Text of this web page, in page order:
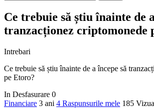
Ce trebuie să știu înainte de
tranzacționez criptomonede
Intrebari
Ce trebuie să știu înainte de a începe să
pe Etoro?
In Desfasurare 0
Financiare 3 ani 4 Raspunsurile mele 185